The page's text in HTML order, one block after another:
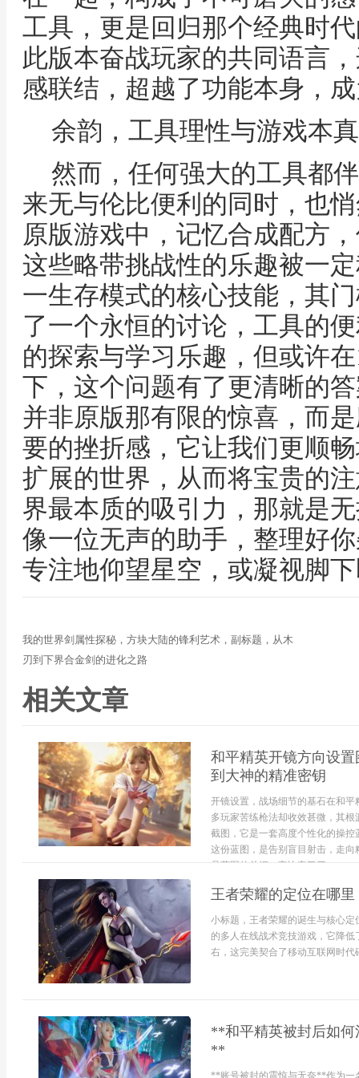
工具，更是回归那个经典时
此版本奋战玩家的共同语言
感联结，超越了功能本身，
余韵，工具理性与游戏本真
然而，任何强大的工具都
来无与伦比便利的同时，也
原版游戏中，记忆合成配方
这些略带挑战性的乐趣被一
一生存模式的核心技能，其
了一个永恒的讨论，工具的
的探索与学习乐趣，但或许
下，这个问题有了更清晰的
并非原版那有限的惊喜，而
要的挫折感，它让我们更顺
扩展的世界，从而将宝贵的
界最本质的吸引力，那就是
像一位无声的助手，整理好
专注地仰望星空，或凝视脚
我的世界剑属性探秘，方块大陆的锋利艺术，副标题，从木
刃到下界合金剑的进化之路
相关文章
和平精英开镜方向设
到大神的精准密钥
开镜设置，战场细节的基石在和
多玩家苦练枪法却收效甚微，其
截图，它是一套高度个性化的操
这份蓝图，是告别盲目射击，走
是蓝图的总纲，它决定了开...
王者荣耀的定位在哪
小标题，王者荣耀的诞生与核心
的多人在线战术竞技游戏，它降
右，这完美契合了移动互联网时代
**和平精英被封后如
**
**账号被封的震惊与无奈**作为一